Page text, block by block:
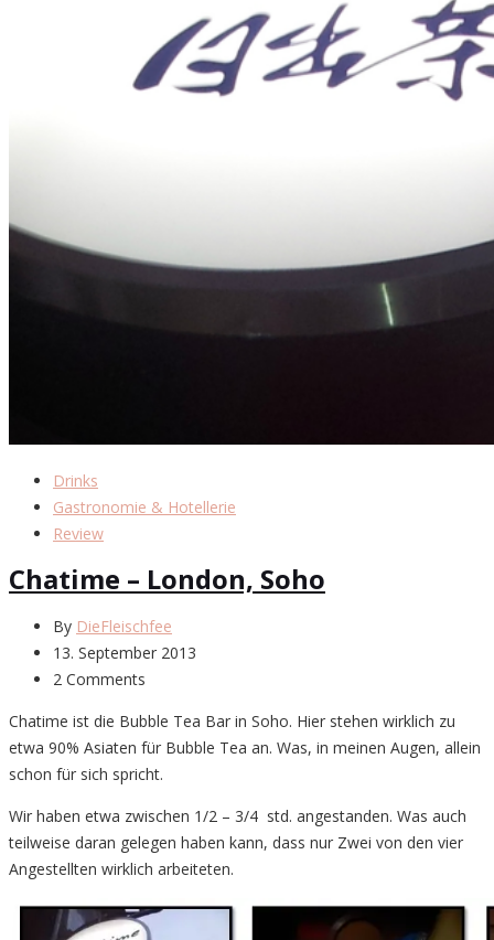
Drinks
Gastronomie & Hotellerie
Review
Chatime – London, Soho
By DieFleischfee
13. September 2013
2 Comments
Chatime ist die Bubble Tea Bar in Soho. Hier stehen wirklich zu
etwa 90% Asiaten für Bubble Tea an. Was, in meinen Augen, allein
schon für sich spricht.
Wir haben etwa zwischen 1/2 – 3/4 std. angestanden. Was auch
teilweise daran gelegen haben kann, dass nur Zwei von den vier
Angestellten wirklich arbeiteten.